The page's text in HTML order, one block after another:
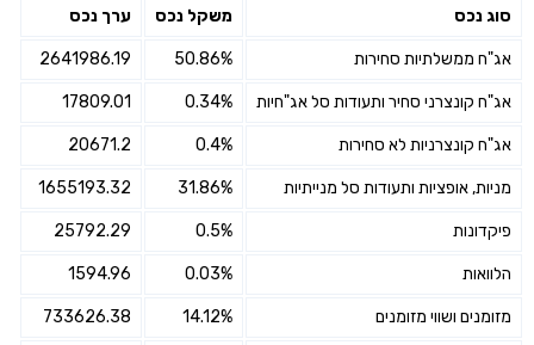
סוג נכס משקל נכס ערך נכס
אג"ח ממשלתיות סחירות 50.86%
2641986.19
אג"ח קונצרני סחיר ותעודות סל אג"חיות 0.34%
17809.01
אג"ח קונצרניות לא סחירות 0.4%
20671.2
מניות, אופציות ותעודות סל מנייתיות 31.86%
1655193.32
פיקדונות 0.5%
25792.29
הלוואות 0.03%
1594.96
מזומנים ושווי מזומנים 14.12%
733626.38